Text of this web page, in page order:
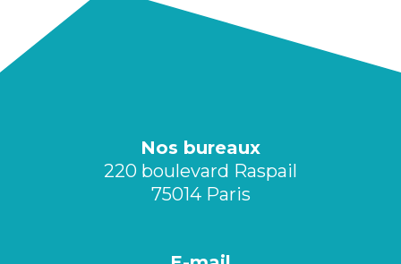
Nos bureaux
220 boulevard Raspail
75014 Paris